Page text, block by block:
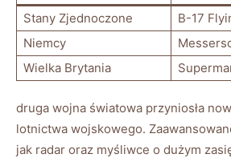
Stany Zjednoczone
B-17
Niemcy
Wielka Brytania
druga wojna światowa przyniosła
lotnictwa wojskowego.
jak radar oraz myśliwce o dużym